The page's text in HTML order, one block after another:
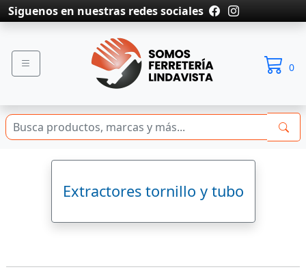
Siguenos en nuestras redes sociales
0
Extractores tornillo y tubo